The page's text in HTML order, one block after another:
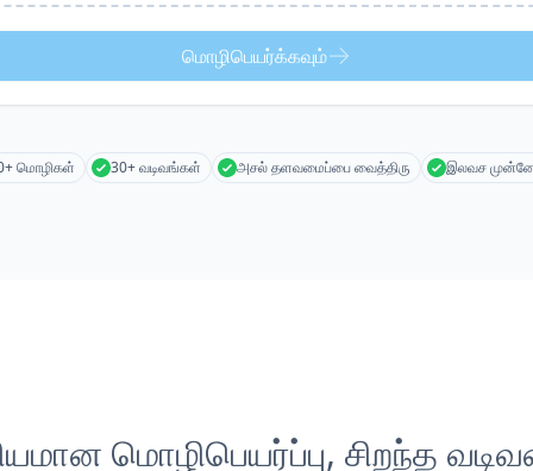
மொழிபெயர்க்கவும்
மொழிகள் 30+ வடிவங்கள் அசல் தளவமைப்பை வைத்திரு இலவச
மொழிபெயர்ப்பு, சிறந்த